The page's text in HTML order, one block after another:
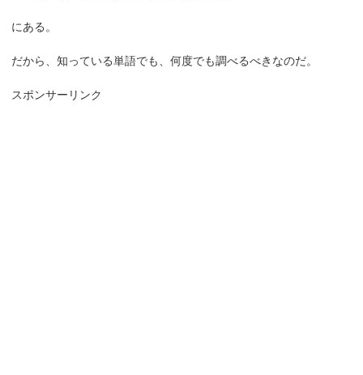
にある。
だから、知っている単語でも、何度でも調べるべきなのだ。
スポンサーリンク